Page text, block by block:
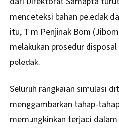
mendeteksi bahan peledak
itu, Tim Penjinak Bom
melakukan prosedur
peledak.
Seluruh rangkaian simulasi
menggambarkan tahap-
memungkinkan terjadi dalam